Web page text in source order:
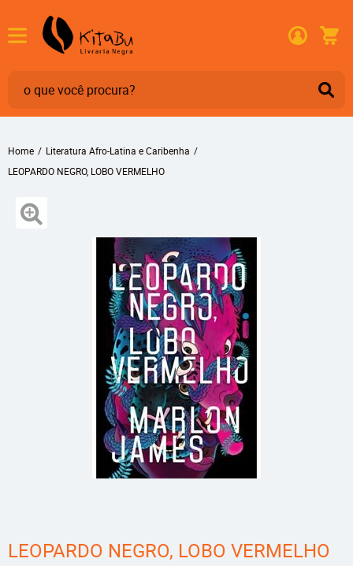
Home
Literatura Afro-Latina e Caribenha
LEOPARDO NEGRO, LOBO VERMELHO
LEOPARDO NEGRO, LOBO VERMELHO